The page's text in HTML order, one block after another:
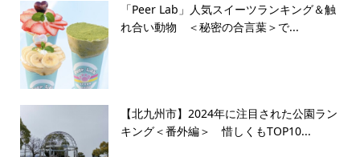
「Peer Lab」人気スイーツランキング＆触
れ合い動物 ＜秘密の合言葉＞で...
【北九州市】2024年に注目された公園ラン
キング＜番外編＞ 惜しくもTOP10...